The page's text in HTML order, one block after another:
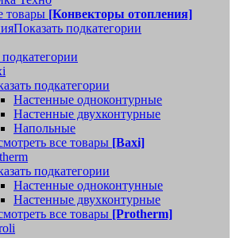
товары [Конвекторы отопления]
Показать подкатегории
подкатегории
Настенные одноконтурные
Настенные двухконтурные
Напольные
все товары [Baxi]
подкатегории
Настенные одноконтунные
Настенные двухконтурные
все товары [Protherm]